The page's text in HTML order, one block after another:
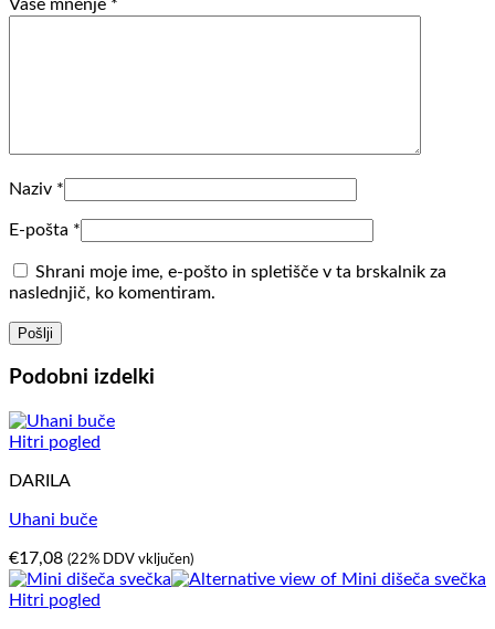
Vaše mnenje *
Naziv *
E-pošta *
Shrani moje ime, e-pošto in spletišče v ta brskalnik za
naslednjič, ko komentiram.
Podobni izdelki
Hitri pogled
DARILA
Uhani buče
€17,08 (22% DDV vključen)
Hitri pogled